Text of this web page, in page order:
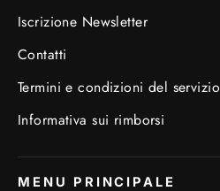
Iscrizione Newsletter
Contatti
Termini e condizioni del servizio
Informativa sui rimborsi
MENU PRINCIPALE